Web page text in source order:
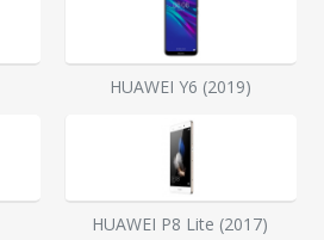
HUAWEI Y6 (2019)
HUAWEI P8 Lite (2017)